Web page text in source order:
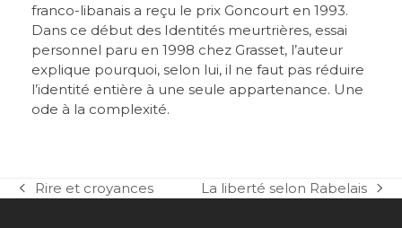
franco-libanais a reçu le prix Goncourt en 1993.
Dans ce début des Identités meurtrières, essai
personnel paru en 1998 chez Grasset, l’auteur
explique pourquoi, selon lui, il ne faut pas réduire
l’identité entière à une seule appartenance. Une
ode à la complexité.
previous
Rire et croyances
next
La liberté selon Rabelais